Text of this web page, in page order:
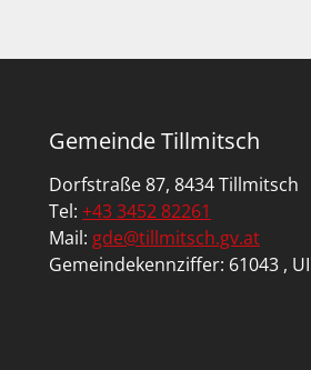
Gemeinde Tillmitsch
Dorfstraße 87, 8434 Tillmitsch
Tel: +43 3452 82261
Mail: gde@tillmitsch.gv.at
Gemeindekennziffer: 61043 ,